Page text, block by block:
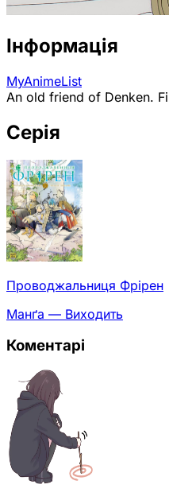
Інформація
MyAnimeList
An old friend of Denken.
Серія
Проводжальниця Фрірен
Манґа — Виходить
Коментарі